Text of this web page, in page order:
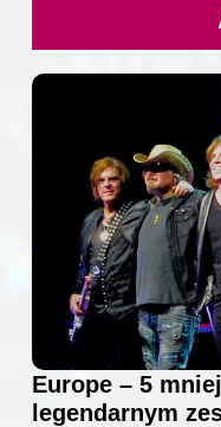
Europe – 5
legendarnym